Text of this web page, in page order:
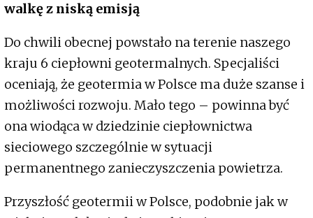
walkę z niską emisją
Do chwili obecnej powstało na terenie naszego
kraju 6 ciepłowni geotermalnych. Specjaliści
oceniają, że geotermia w Polsce ma duże szanse i
możliwości rozwoju. Mało tego – powinna być
ona wiodąca w dziedzinie ciepłownictwa
sieciowego szczególnie w sytuacji
permanentnego zanieczyszczenia powietrza.
Przyszłość geotermii w Polsce, podobnie jak w